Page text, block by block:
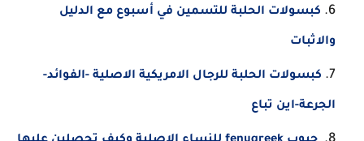
كبسولات الحلبة للتسمين في أسبوع مع الدليل
والاثبات
كبسولات الحلبة للرجال الامريكية الاصلية -الفوائد-
الجرعة-اين تباع